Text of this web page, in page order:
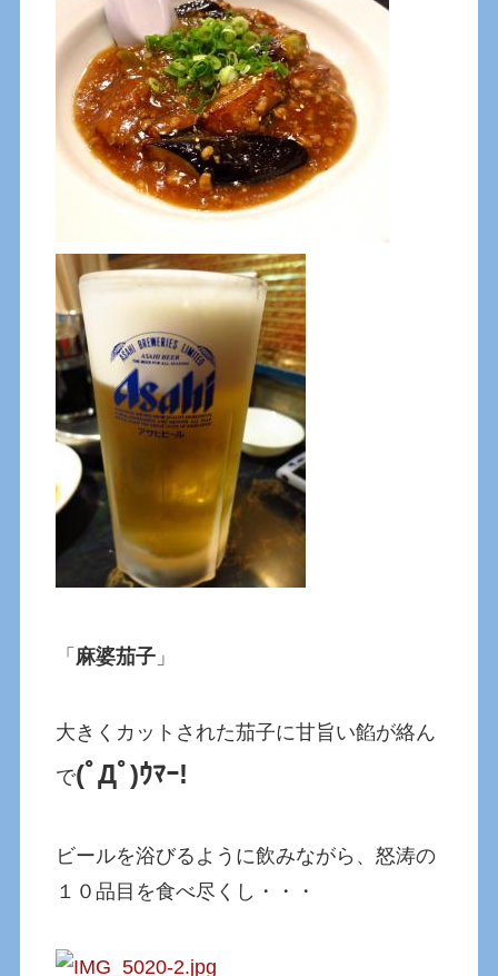
「 麻婆茄子 」
大きくカットされた茄子に甘旨い餡が絡ん
で(ﾟДﾟ)ｳﾏｰ!
ビールを浴びるように飲みながら、怒涛の
１０品目を食べ尽くし・・・